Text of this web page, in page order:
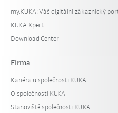
my.KUKA: Váš digitální zákaznický
KUKA Xpert
Download Center
Firma
Kariéra u společnosti KUKA
O společnosti KUKA
Stanoviště společnosti KUKA